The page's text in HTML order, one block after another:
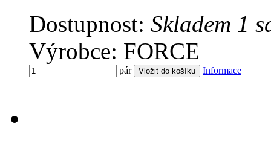
Dostupnost: Skladem 1
Výrobce: FORCE
pár Informace